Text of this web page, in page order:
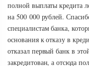
полной выплаты кредита
на 500 000 рублей.
специалистам банка,
основания к отказу в
отказал первый банк в
закредитован, а отсюда